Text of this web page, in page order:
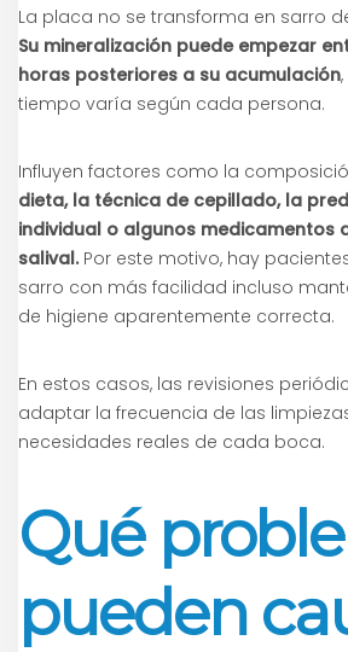
La placa no se transforma en sarro
Su mineralización puede empezar
horas posteriores a su acumulación
tiempo varía según cada persona.
Influyen factores como la
dieta, la técnica de cepillado, la
individual o algunos medicamentos
salival.Por este motivo, hay
sarro con más facilidad incluso
de higiene aparentemente correcta.
En estos casos, las revisiones
adaptar la frecuencia de las
necesidades reales de cada boca.
Qué
pueden